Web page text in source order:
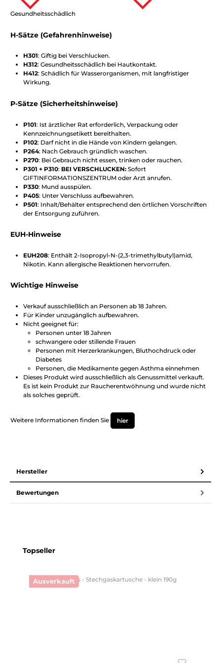
Gesundheitsschädlich
H-Sätze (Gefahrenhinweise)
H301: Giftig bei Verschlucken.
H312: Gesundheitsschädlich bei Hautkontakt.
H412: Schädlich für Wasserorganismen, mit langfristiger
Wirkung.
P-Sätze (Sicherheitshinweise)
P101: Ist ärztlicher Rat erforderlich, Verpackung oder
Kennzeichnungsetikett bereithalten.
P102: Darf nicht in die Hände von Kindern gelangen.
P264: Nach Gebrauch gründlich waschen.
P270: Bei Gebrauch nicht essen, trinken oder rauchen.
P301 + P310: BEI VERSCHLUCKEN:Sofort
GIFTINFORMATIONSZENTRUM oder Arzt anrufen.
P330: Mund ausspülen.
P405: Unter Verschluss aufbewahren.
P501: Inhalt/Behälter entsprechend den örtlichen Vorschriften
der Entsorgung zuführen.
EUH-Hinweise
EUH208: Enthält 2-Isopropyl-N-(2,3-trimethylbutyl)amid,
Nikotin. Kann allergische Reaktionen hervorrufen.
Wichtige Hinweise
Verkauf ausschließlich an Personen ab 18 Jahren.
Für Kinder unzugänglich aufbewahren.
Nicht geeignet für:
Personen unter 18 Jahren
schwangere oder stillende Frauen
Personen mit Herzerkrankungen, Bluthochdruck oder
Diabetes
Personen, die Medikamente gegen Asthma einnehmen
Dieses Produkt wird ausschließlich als Genussmittel verkauft.
Es ist kein Produkt zur Raucherentwöhnung und wurde nicht
als solches geprüft.
Weitere Informationen finden Sie hier
Hersteller
Bewertungen
Produktgalerie überspringen
Topseller
Ausverkauft